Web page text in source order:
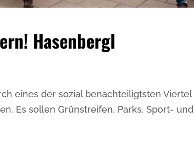
Hasenbergl
eines der sozial benachteiligtsten Viertel
Es sollen Grünstreifen, Parks, Sport- und